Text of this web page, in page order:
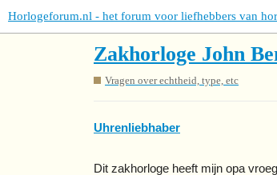
Horlogeforum.nl - het forum voor liefhebbers van
Zakhorloge John
Vragen over echtheid, type, etc
Uhrenliebhaber
Dit zakhorloge heeft mijn opa